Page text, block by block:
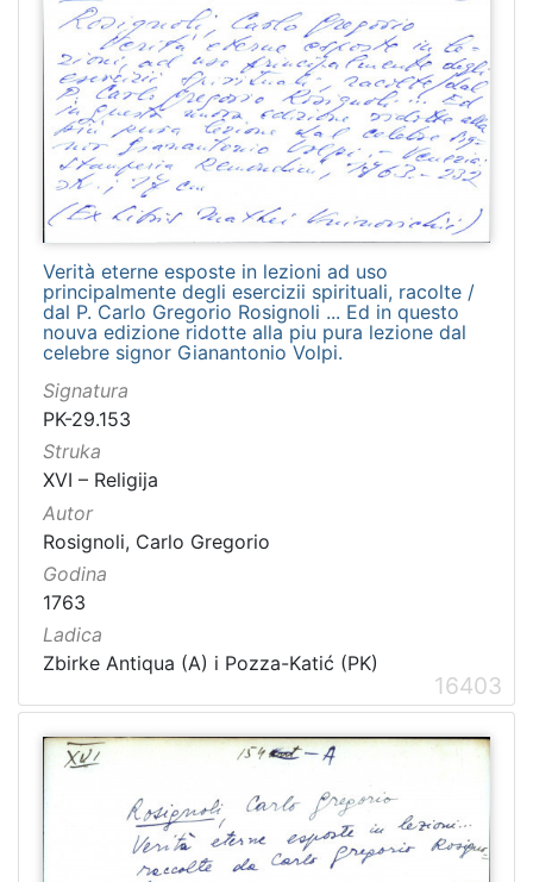
Verità eterne esposte in lezioni ad uso
principalmente degli esercizii spirituali, racolte /
dal P. Carlo Gregorio Rosignoli ... Ed in questo
nouva edizione ridotte alla piu pura lezione dal
celebre signor Gianantonio Volpi.
Signatura
PK-29.153
Struka
XVI – Religija
Autor
Rosignoli, Carlo Gregorio
Godina
1763
Ladica
Zbirke Antiqua (A) i Pozza-Katić (PK)
16403